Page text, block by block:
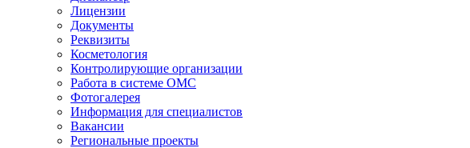
Лицензии
Документы
Реквизиты
Косметология
Контролирующие организации
Работа в системе ОМС
Фотогалерея
Информация для специалистов
Вакансии
Региональные проекты